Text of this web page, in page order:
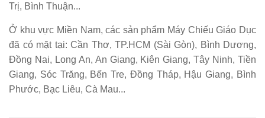
Trị, Bình Thuận...
Ở khu vực Miền Nam, các sản phẩm Máy Chiếu Giáo Dục
đã có mặt tại: Cần Thơ, TP.HCM (Sài Gòn), Bình Dương,
Đồng Nai, Long An, An Giang, Kiên Giang, Tây Ninh, Tiền
Giang, Sóc Trăng, Bến Tre, Đồng Tháp, Hậu Giang, Bình
Phước, Bạc Liêu, Cà Mau...